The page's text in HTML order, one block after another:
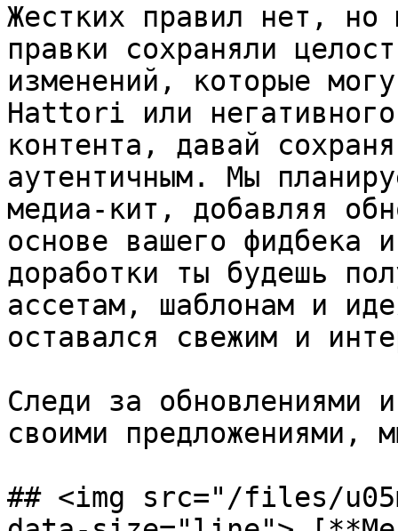
Жестких правил нет, но
правки сохраняли
изменений, которые
Hattori или негативного
контента, давай
аутентичным. Мы
медиа-кит, добавляя
основе вашего фидбека
доработки ты будешь
ассетам, шаблонам и
оставался свежим и
Следи за обновлениями
своими предложениями,
## <img src="/files/